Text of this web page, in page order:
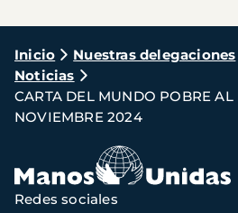
Ruta
de
navegación
Inicio Nuestras delegaciones
Noticias
CARTA DEL MUNDO POBRE
NOVIEMBRE 2024
Redes sociales